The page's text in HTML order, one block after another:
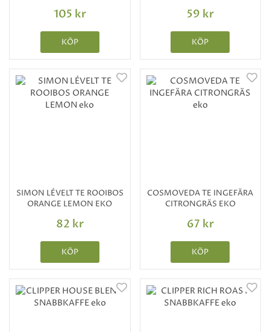
105 kr
KÖP
59 kr
KÖP
SIMON LÉVELT TE ROOIBOS
ORANGE LEMON EKO
82 kr
KÖP
COSMOVEDA TE INGEFÄRA
CITRONGRÄS EKO
67 kr
KÖP